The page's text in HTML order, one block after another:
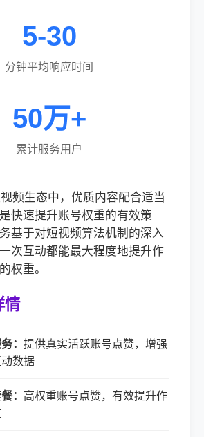
5-30
分钟平均响应时间
50万+
累计服务用户
频生态中，优质内容配合适当
快速提升账号权重的有效策
基于对短视频算法机制的深入
次互动都能最大程度地提升作
权重。
情
： 提供真实活跃账号点赞，增强
数据
： 高权重账号点赞，有效提升作